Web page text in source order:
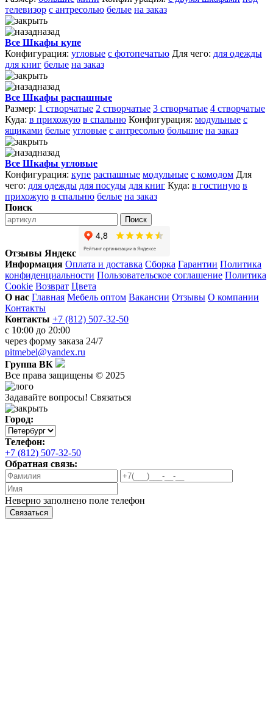
телевизор с антресолью белые на заказ
назад
Все Шкафы купе
Конфигурация: угловые с фотопечатью Для чего: для одежды
для книг белые на заказ
назад
Все Шкафы распашные
Размер: 1 створчатые 2 створчатые 3 створчатые 4 створчатые
Куда: в прихожую в спальню Конфигурация: модульные с
ящиками белые угловые с антресолью большие на заказ
назад
Все Шкафы угловые
Конфигурация: купе распашные модульные с комодом Для
чего: для одежды для посуды для книг Куда: в гостиную в
прихожую в спальню белые на заказ
Поиск
Поиск
Отзывы Яндекс
Информация Оплата и доставка Сборка Гарантии Политика
конфиденциальности Пользовательское соглашение Политика
Cookie Возврат Цвета
О нас Главная Мебель оптом Вакансии Отзывы О компании
Контакты
Контакты +7 (812) 507-32-50
с 10:00 до 20:00
через форму заказа 24/7
pitmebel@yandex.ru
Группа ВК
Все права защищены © 2025
Задавайте вопросы! Связаться
Город:
Телефон:
+7 (812) 507-32-50
Обратная связь:
Неверно заполнено поле телефон
Связаться